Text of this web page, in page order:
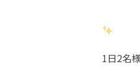
1日2名